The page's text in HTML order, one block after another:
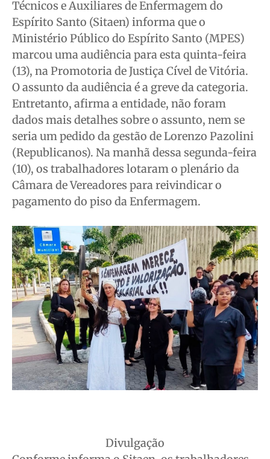
Técnicos e Auxiliares de Enfermagem do
Espírito Santo (Sitaen) informa que o
Ministério Público do Espírito Santo (MPES)
marcou uma audiência para esta quinta-feira
(13), na Promotoria de Justiça Cível de Vitória.
O assunto da audiência é a greve da categoria.
Entretanto, afirma a entidade, não foram
dados mais detalhes sobre o assunto, nem se
seria um pedido da gestão de Lorenzo Pazolini
(Republicanos). Na manhã dessa segunda-feira
(10), os trabalhadores lotaram o plenário da
Câmara de Vereadores para reivindicar o
pagamento do piso da Enfermagem.
Divulgação